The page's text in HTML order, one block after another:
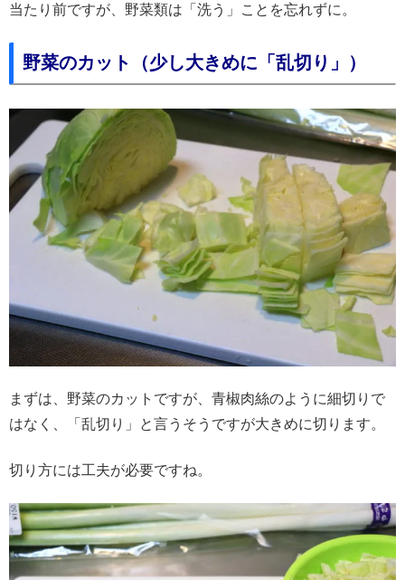
当たり前ですが、野菜類は「洗う」ことを忘れずに。
野菜のカット（少し大きめに「乱切り」）
まずは、野菜のカットですが、青椒肉絲のように細切りで
はなく、「乱切り」と言うそうですが大きめに切ります。
切り方には工夫が必要ですね。